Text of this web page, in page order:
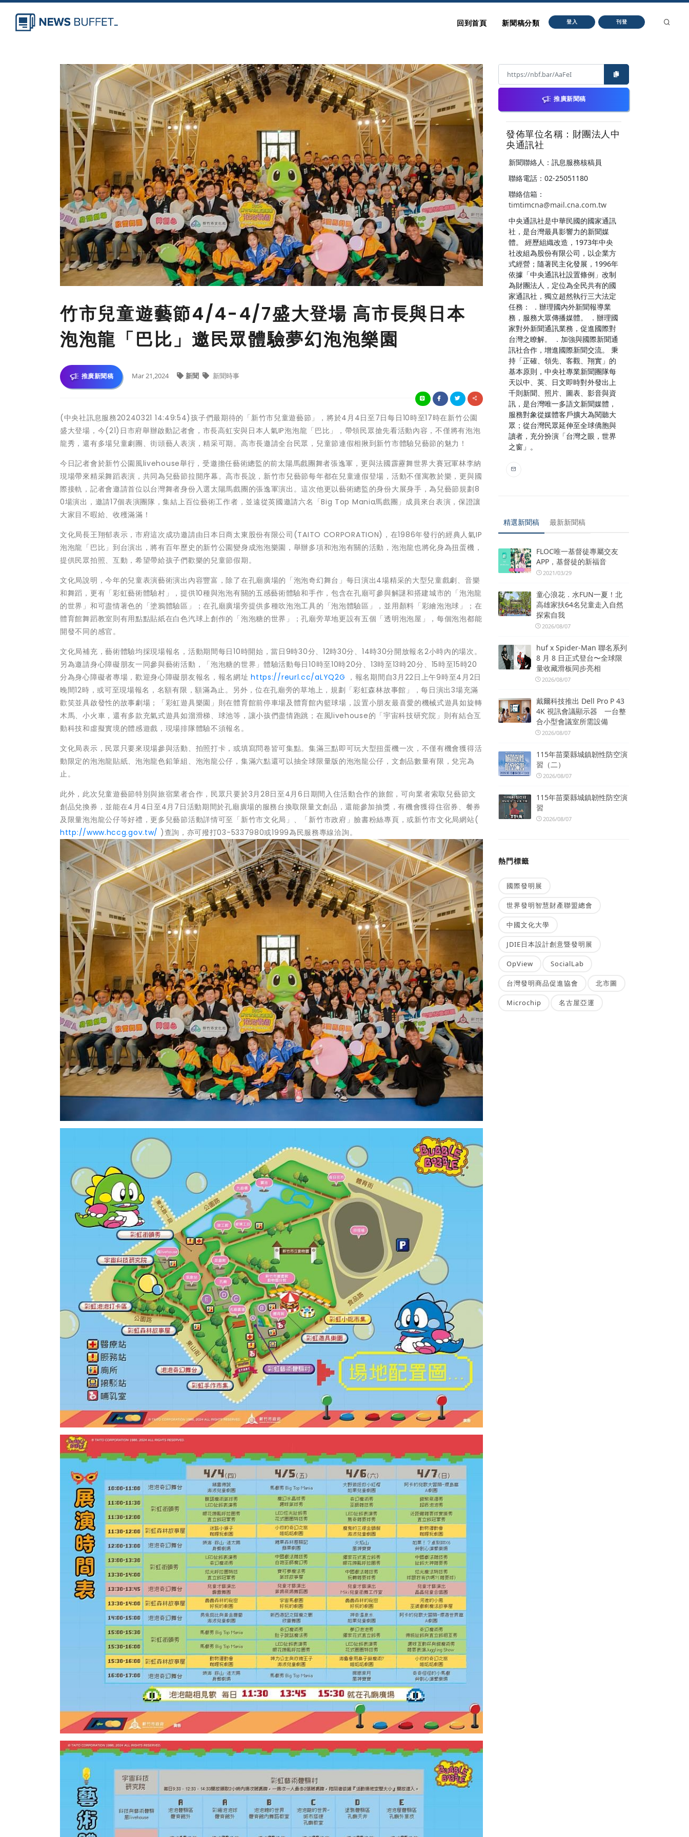
回到首頁 新聞稿分類 登入 刊登
竹市兒童遊藝節4/4-4/7盛大登場 高市長與日本
泡泡龍「巴比」邀民眾體驗夢幻泡泡樂園
推廣新聞稿 Mar 21,2024 新聞 新聞時事
(中央社訊息服務20240321 14:49:54)孩子們最期待的「新竹市兒童遊藝節」，將於4月4日至7日每日10時至17時在新竹公園
盛大登場，今(21)日市府舉辦啟動記者會，市長高虹安與日本人氣IP泡泡龍「巴比」，帶領民眾搶先看活動內容，不僅將有泡泡
龍秀，還有多場兒童劇團、街頭藝人表演，精采可期。高市長邀請全台民眾，兒童節連假相揪到新竹市體驗兒藝節的魅力！
今日記者會於新竹公園風livehouse舉行，受邀擔任藝術總監的前太陽馬戲團舞者張逸軍，更與法國霹靂舞世界大賽冠軍林李納
現場帶來精采舞蹈表演，共同為兒藝節拉開序幕。高市長說，新竹市兒藝節每年都在兒童連假登場，活動不僅寓教於樂，更與國
際接軌，記者會邀請首位以台灣舞者身份入選太陽馬戲團的張逸軍演出。這次他更以藝術總監的身份大展身手，為兒藝節規劃8
0場演出，邀請17個表演團隊，集結上百位藝術工作者，並遠從英國邀請六名「Big Top Mania馬戲團」成員來台表演，保證讓
大家目不暇給、收穫滿滿！
文化局長王翔郁表示，市府這次成功邀請由日本日商太東股份有限公司(TAITO CORPORATION)，在1986年發行的經典人氣IP
泡泡龍「巴比」到台演出，將有百年歷史的新竹公園變身成泡泡樂園，舉辦多項和泡泡有關的活動，泡泡龍也將化身為扭蛋機，
提供民眾拍照、互動，希望帶給孩子們歡樂的兒童節假期。
文化局說明，今年的兒童表演藝術演出內容豐富，除了在孔廟廣場的「泡泡奇幻舞台」每日演出4場精采的大型兒童戲劇、音樂
和舞蹈，更有「彩虹藝術體驗村」，提供10種與泡泡有關的五感藝術體驗和手作，包含在孔廟可參與解謎和搭建城市的「泡泡龍
的世界」和可盡情著色的「塗鴉體驗區」；在孔廟廣場旁提供多種吹泡泡工具的「泡泡體驗區」，並用顏料「彩繪泡泡球」；在
體育館舞蹈教室則有用點點貼紙在白色汽球上創作的「泡泡糖的世界」；孔廟旁草地更設有五個「透明泡泡屋」，每個泡泡都能
開發不同的感官。
文化局補充，藝術體驗均採現場報名，活動期間每日10時開始，當日9時30分、12時30分、14時30分開放報名2小時內的場次。
另為邀請身心障礙朋友一同參與藝術活動，「泡泡糖的世界」體驗活動每日10時至10時20分、13時至13時20分、15時至15時20
分為身心障礙者專場，歡迎身心障礙朋友報名，報名網址https://reurl.cc/aLYQ2G ，報名期間自3月22日上午9時至4月2日
晚間12時，或可至現場報名，名額有限，額滿為止。另外，位在孔廟旁的草地上，規劃「彩虹森林故事館」，每日演出3場充滿
歡笑並具啟發性的故事劇場；「彩虹遊具樂園」則在體育館前停車場及體育館內籃球場，設置小朋友最喜愛的機械式遊具如旋轉
木馬、小火車，還有多款充氣式遊具如溜滑梯、球池等，讓小孩們盡情跑跳；在風livehouse的「宇宙科技研究院」則有結合互
動科技和虛擬實境的體感遊戲，現場排隊體驗不須報名。
文化局表示，民眾只要來現場參與活動、拍照打卡，或填寫問卷皆可集點。集滿三點即可玩大型扭蛋機一次，不僅有機會獲得活
動限定的泡泡龍貼紙、泡泡龍色鉛筆組、泡泡龍公仔，集滿六點還可以抽全球限量版的泡泡龍公仔，文創品數量有限，兌完為
止。
此外，此次兒童遊藝節特別與旅宿業者合作，民眾只要於3月28日至4月6日期間入住活動合作的旅館，可向業者索取兒藝節文
創品兌換券，並能在4月4日至4月7日活動期間於孔廟廣場的服務台換取限量文創品，還能參加抽獎，有機會獲得住宿券、餐券
及限量泡泡龍公仔等好禮，更多兒藝節活動詳情可至「新竹市文化局」、「新竹市政府」臉書粉絲專頁，或新竹市文化局網站(
http://www.hccg.gov.tw/ )查詢，亦可撥打03-5337980或1999為民服務專線洽詢。
推廣新聞稿
發佈單位名稱：財團法人中
央通訊社
新聞聯絡人：訊息服務核稿員
聯絡電話：02-25051180
聯絡信箱：
timtimcna@mail.cna.com.tw
中央通訊社是中華民國的國家通訊
社，是台灣最具影響力的新聞媒
體。 經歷組織改造，1973年中央
社改組為股份有限公司，以企業方
式經營；隨著民主化發展，1996年
依據「中央通訊社設置條例」改制
為財團法人，定位為全民共有的國
家通訊社，獨立超然執行三大法定
任務： ．辦理國內外新聞報導業
務，服務大眾傳播媒體。 ．辦理國
家對外新聞通訊業務，促進國際對
台灣之瞭解。 ．加強與國際新聞通
訊社合作，增進國際新聞交流。 秉
持「正確、領先、客觀、翔實」的
基本原則，中央社專業新聞團隊每
天以中、英、日文即時對外發出上
千則新聞、照片、圖表、影音與資
訊，是台灣唯一多語文新聞媒體，
服務對象從媒體客戶擴大為閱聽大
眾；從台灣民眾延伸至全球僑胞與
讀者，充分扮演「台灣之眼，世界
之窗」。
精選新聞稿 最新新聞稿
FLOC唯一基督徒專屬交友
APP，基督徒的新福音
2021/03/29
童心浪花．水FUN一夏！北
高雄家扶64名兒童走入自然
探索自我
2026/08/07
huf x Spider-Man 聯名系列
8 月 8 日正式登台〜全球限
量收藏滑板同步亮相
2026/08/07
戴爾科技推出 Dell Pro P 43
4K 視訊會議顯示器 一台整
合小型會議室所需設備
2026/08/07
115年苗栗縣城鎮韌性防空演
習（二）
2026/08/07
115年苗栗縣城鎮韌性防空演
習
2026/08/07
熱門標籤
國際發明展
世界發明智慧財產聯盟總會
中國文化大學
JDIE日本設計創意暨發明展
OpView SocialLab
台灣發明商品促進協會 北市圖
Microchip 名古屋亞運